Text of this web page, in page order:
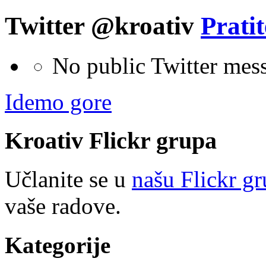
Twitter @kroativ
No public Twitter
Idemo gore
Kroativ Flickr grupa
Učlanite se u našu Flickr
vaše radove.
Kategorije